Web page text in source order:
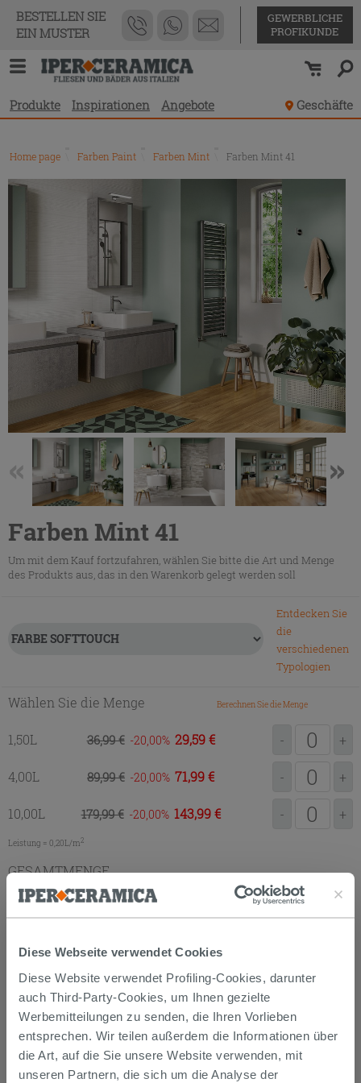
Diese Webseite verwendet Cookies
Diese Website verwendet Profiling-Cookies, darunter
auch Third-Party-Cookies, um Ihnen gezielte
Werbemitteilungen zu senden, die Ihren Vorlieben
entsprechen. Wir teilen außerdem die Informationen über
die Art, auf die Sie unsere Website verwenden, mit
unseren Partnern, die sich um die Analyse der
BESTELLEN SIE
EIN MUSTER
GEWERBLICHE
PROFIKUNDE
Produkte Inspirationen Angebote Geschäfte
Home page Farben Paint Farben Mint Farben Mint 41
Farben Mint 41
Um mit dem Kauf fortzufahren, wählen Sie bitte die Art und Menge
des Produkts aus, das in den Warenkorb gelegt werden soll
Entdecken Sie
die
verschiedenen
Typologien
Wählen Sie die Menge Berechnen Sie die Menge
1,50L 36,99 € -20,00 29,59 € - +
4,00L 89,99 € -20,00 71,99 € - +
10,00L 179,99 € -20,00 143,99 € - +
Leistung = 0,20L/m2
GESAMTMENGE
ZUM EINKAUFSKORB
Paint SoftTouch
DatenblattPaint UltraMatt
DatenblattSmalto Universal